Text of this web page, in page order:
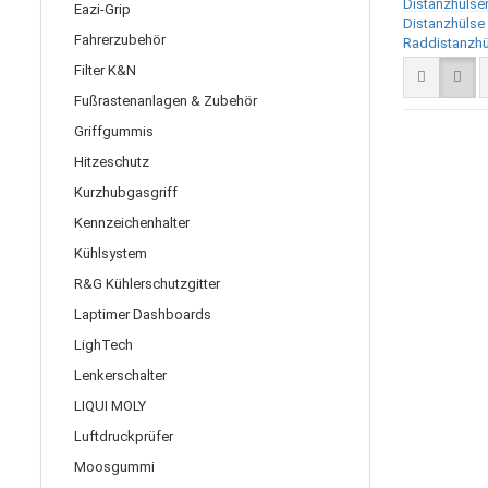
Eazi-Grip
Fahrerzubehör
Filter K&N
Fußrastenanlagen & Zubehör
Griffgummis
Hitzeschutz
Kurzhubgasgriff
Kennzeichenhalter
Kühlsystem
R&G Kühlerschutzgitter
Laptimer Dashboards
LighTech
Lenkerschalter
LIQUI MOLY
Luftdruckprüfer
Moosgummi